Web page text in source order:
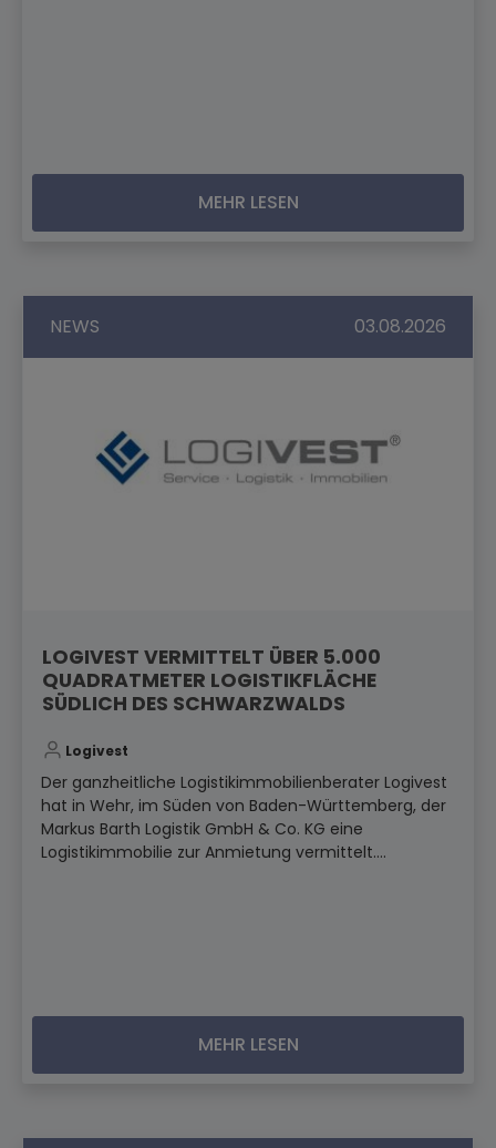
MEHR LESEN
NEWS 03.08.2026
LOGIVEST VERMITTELT ÜBER 5.000
QUADRATMETER LOGISTIKFLÄCHE
SÜDLICH DES SCHWARZWALDS
Logivest
Der ganzheitliche Logistikimmobilienberater Logivest
hat in Wehr, im Süden von Baden-Württemberg, der
Markus Barth Logistik GmbH & Co. KG eine
Logistikimmobilie zur Anmietung vermittelt....
MEHR LESEN